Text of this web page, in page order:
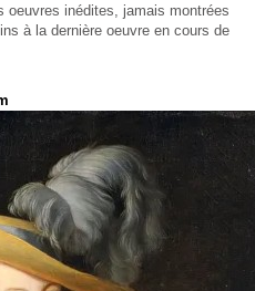
oeuvres inédites, jamais montrées
à la dernière oeuvre en cours de